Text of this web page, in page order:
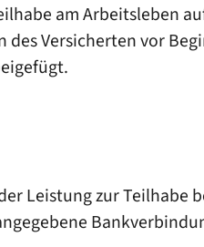
am Arbeitsleben
Versicherten vor
Leistung zur Teilhabe